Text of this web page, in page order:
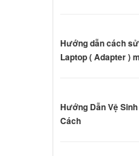
Hướng dẫn cách
Laptop ( Adapter )
Hướng Dẫn Vệ
Cách